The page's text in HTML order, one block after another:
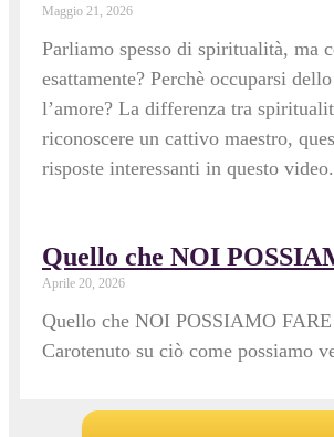
Maggio 21, 2026
Parliamo spesso di spiritualità, ma
esattamente? Perchè occuparsi
l’amore? La differenza tra
riconoscere un cattivo maestro,
risposte interessanti in questo video.
Quello che NOI
Aprile 20, 2026
Quello che NOI POSSIAMO FARE
Carotenuto su ciò come possiamo